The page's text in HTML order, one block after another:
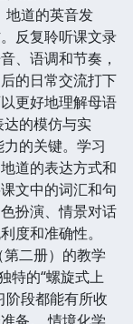
地道的英音发
反复聆听课文录
、语调和节奏，
的日常交流打下
更好地理解母语
的模仿与实
的关键。学习
道的表达方式和
文中的词汇和句
扮演、情景对话
度和准确性。
二册）的教学
特的“螺旋式上
阶段都能有所收